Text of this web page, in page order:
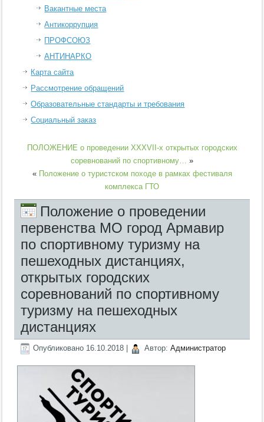
Вакантные места
Антикоррупция
ПРОФСОЮЗ
АНТИНАРКО
Карта сайта
Рассмотрение обращений
Образовательные стандарты и требования
Социальный заказ
ПОЛОЖЕНИЕ о проведении XXXVII-х открытых городских
соревнований по спортивному… »
« Положение о туристском походе в рамках фестиваля
комплекса ГТО
Положение о проведении
первенства МО город Армавир
по спортивному туризму на
пешеходных дистанциях,
открытых городских
соревнований по спортивному
туризму на пешеходных
дистанциях
Опубликовано 16.10.2018 Автор: Администратор